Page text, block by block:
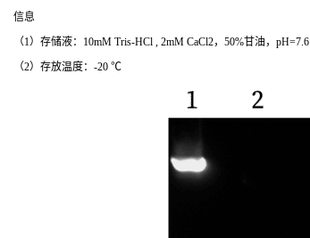
信息
（1）存储液：10mM Tris-HCl , 2mM CaCl2，50%甘油，pH=7.6
（2）存放温度：-20 ℃